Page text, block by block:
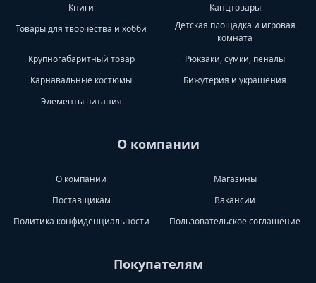
Книги
Канцтовары
Товары для творчества и хобби
Детская площадка и игровая
комната
Крупногабаритный товар
Рюкзаки, сумки, пеналы
Карнавальные костюмы
Бижутерия и украшения
Элементы питания
О компании
О компании
Магазины
Поставщикам
Вакансии
Политика конфиденциальности
Пользовательское соглашение
Покупателям